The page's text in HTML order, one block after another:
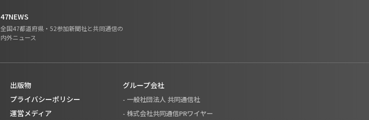
47NEWS
全国47都道府県・52参加新聞社と共同通信の
内外ニュース
出版物
プライバシーポリシー
運営メディア
グループ会社
- 一般社団法人 共同通信社
- 株式会社共同通信PRワイヤー